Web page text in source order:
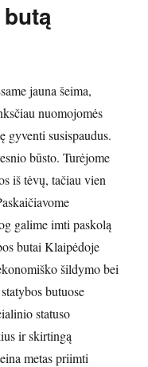
jauna šeima,
nuomojomės
gyventi susispaudus.
būsto. Turėjome
iš tėvų, tačiau vien
galime imti paskolą
butai Klaipėdoje
šildymo bei
butuose
statuso
ir skirtingą
metas priimti